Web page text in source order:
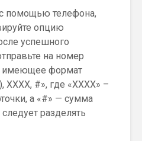
помощью телефона,
опцию
успешного
на номер
имеющее формат
ХХХХ, #», где «ХХХХ» –
а «#» — сумма
разделять